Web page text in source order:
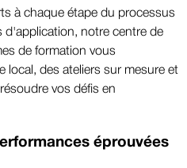
à chaque étape du processus
d'application, notre centre de
de formation vous
local, des ateliers sur mesure et
vos défis en
éprouvées